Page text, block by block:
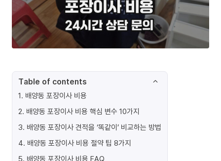
Table of contents
1. 배양동 포장이사 비용
2. 배양동 포장이사 비용 핵심 변수 10가지
3. 배양동 포장이사 견적을 ‘똑같이’ 비교하는 방법
4. 배양동 포장이사 비용 절약 팁 8가지
5. 배양동 포장이사 비용 FAQ